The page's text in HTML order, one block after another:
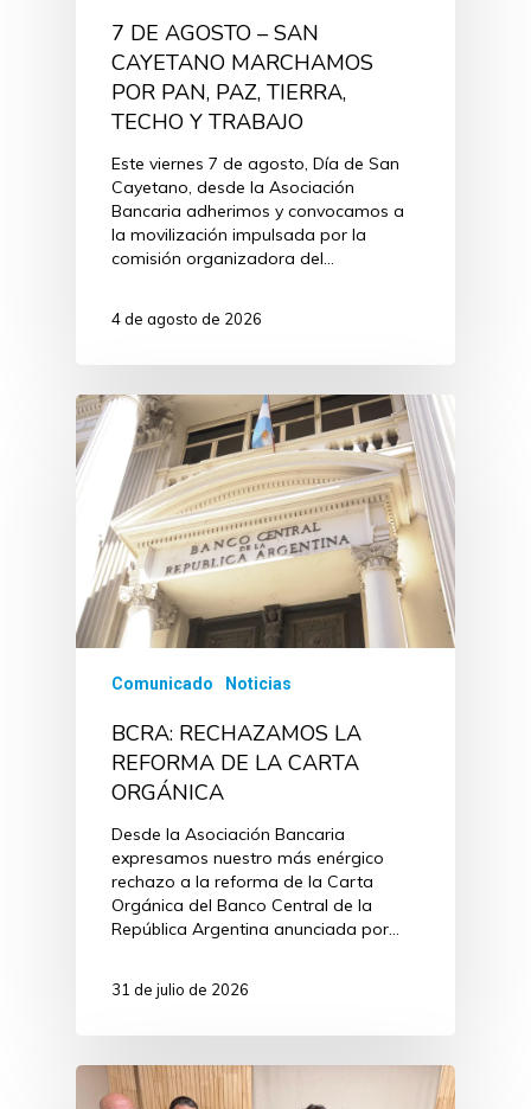
7 DE AGOSTO – SAN
CAYETANO MARCHAMOS
POR PAN, PAZ, TIERRA,
TECHO Y TRABAJO
Este viernes 7 de agosto, Día de San
Cayetano, desde la Asociación
Bancaria adherimos y convocamos a
la movilización impulsada por la
comisión organizadora del…
4 de agosto de 2026
Comunicado Noticias
BCRA: RECHAZAMOS LA
REFORMA DE LA CARTA
ORGÁNICA
Desde la Asociación Bancaria
expresamos nuestro más enérgico
rechazo a la reforma de la Carta
Orgánica del Banco Central de la
República Argentina anunciada por…
31 de julio de 2026